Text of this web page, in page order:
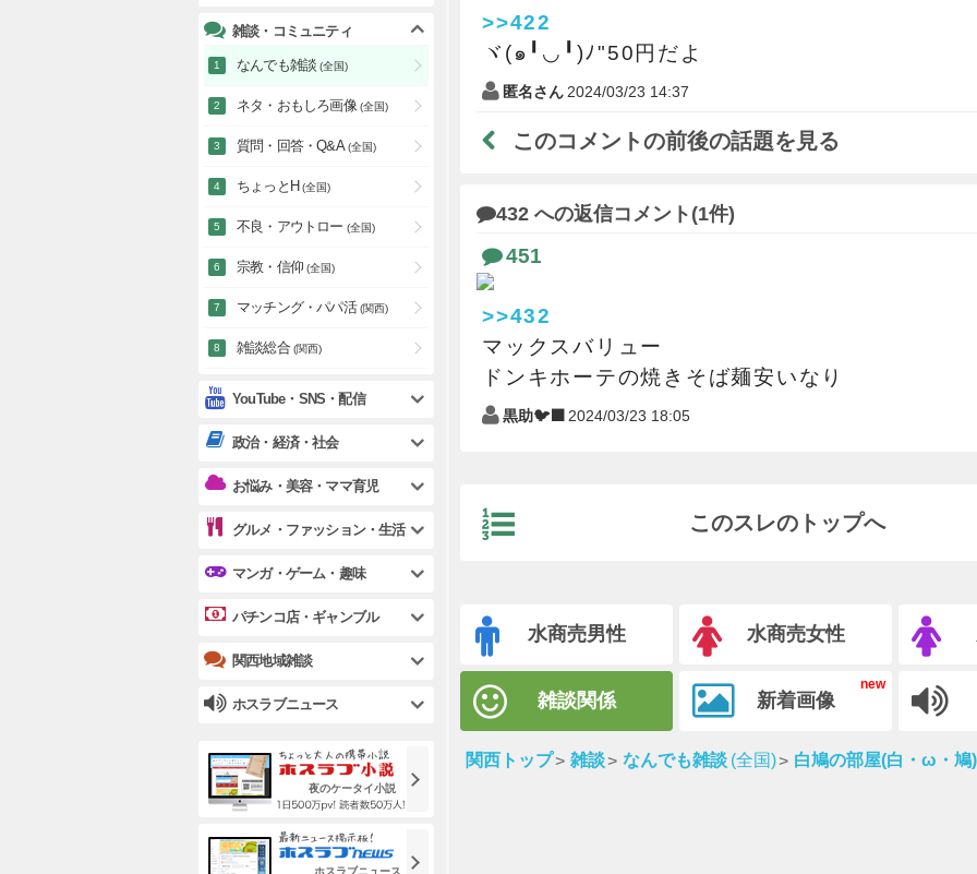
>>422
ヾ(๑╹◡╹)ﾉ"50円だよ
匿名さん 2024/03/23 14:37
このコメントの前後の話題を見る
432 への返信コメント(1件)
451
>>432
マックスバリュー
ドンキホーテの焼きそば麺安いなり
黒助🐦‍⬛ 2024/03/23 18:05
このスレのトップへ
水商売男性 水商売女性
雑談関係 新着画像
関西トップ 雑談 なんでも雑談 (全国) 白鳩の部屋(白・ω・鳩
雑談・コミュニティ
なんでも雑談 (全国)
ネタ・おもしろ画像 (全国)
質問・回答・Q&A (全国)
ちょっとH (全国)
不良・アウトロー (全国)
宗教・信仰 (全国)
マッチング・パパ活 (関西)
雑談総合 (関西)
YouTube・SNS・配信
政治・経済・社会
お悩み・美容・ママ育児
グルメ・ファッション・生活
マンガ・ゲーム・趣味
パチンコ店・ギャンブル
関西地域雑談
ホスラブニュース
夜のケータイ小説
ホスラブニュース